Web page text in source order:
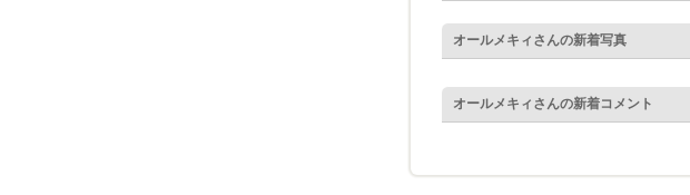
オールメキィ さんの新着写真
オールメキィ さんの新着コメント